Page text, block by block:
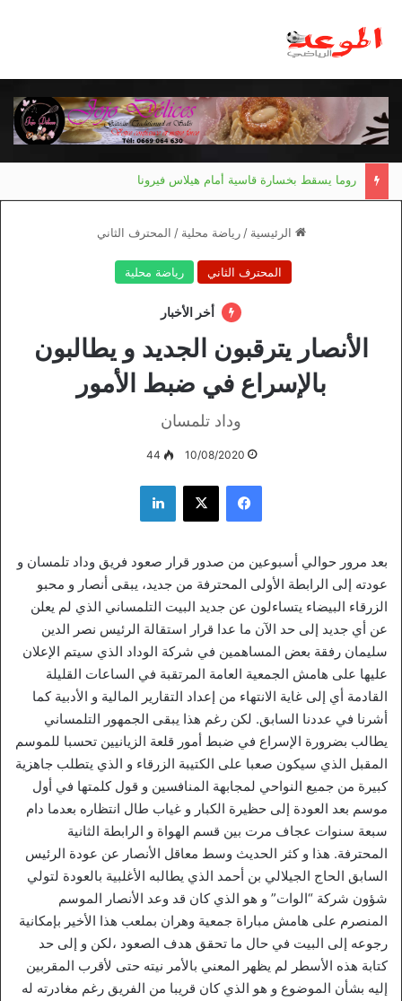
الرئيسية / رياضة محلية / المحترف الثاني
المحترف الثاني رياضة محلية
أخر الأخبار
الأنصار يترقبون الجديد و يطالبون
بالإسراع في ضبط الأمور
وداد تلمسان
10/08/2020
44
فيسبوك ‫X لينكدإن
بعد مرور حوالي أسبوعين من صدور قرار صعود فريق وداد تلمسان و
عودته إلى الرابطة الأولى المحترفة من جديد، يبقى أنصار و محبو
الزرقاء البيضاء يتساءلون عن جديد البيت التلمساني الذي لم يعلن
عن أي جديد إلى حد الآن ما عدا قرار استقالة الرئيس نصر الدين
سليمان رفقة بعض المساهمين في شركة الوداد الذي سيتم الإعلان
عليها على هامش الجمعية العامة المرتقبة في الساعات القليلة
القادمة أي إلى غاية الانتهاء من إعداد التقارير المالية و الأدبية كما
أشرنا في عددنا السابق. لكن رغم هذا يبقى الجمهور التلمساني
يطالب بضرورة الإسراع في ضبط أمور قلعة الزيانيين تحسبا للموسم
المقبل الذي سيكون صعبا على الكتيبة الزرقاء و الذي يتطلب جاهزية
كبيرة من جميع النواحي لمجابهة المنافسين و قول كلمتها في أول
موسم بعد العودة إلى حظيرة الكبار و غياب طال انتظاره بعدما دام
سبعة سنوات عجاف مرت بين قسم الهواة و الرابطة الثانية
المحترفة. هذا و كثر الحديث وسط معاقل الأنصار عن عودة الرئيس
السابق الحاج الجيلالي بن أحمد الذي يطالبه الأغلبية بالعودة لتولي
شؤون شركة “الوات” و هو الذي كان قد وعد الأنصار الموسم
المنصرم على هامش مباراة جمعية وهران بملعب هذا الأخير بإمكانية
رجوعه إلى البيت في حال ما تحقق هدف الصعود ،لكن و إلى حد
كتابة هذه الأسطر لم يظهر المعني بالأمر نيته حتى لأقرب المقربين
إليه بشأن الموضوع و هو الذي كان قريبا من الفريق رغم مغادرته له